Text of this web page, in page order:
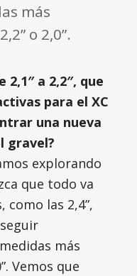
más
o 2,0”.
2,1″ a 2,2″, que
para el XC
una nueva
gravel?
explorando
que todo va
como las 2,4”,
más
Vemos que